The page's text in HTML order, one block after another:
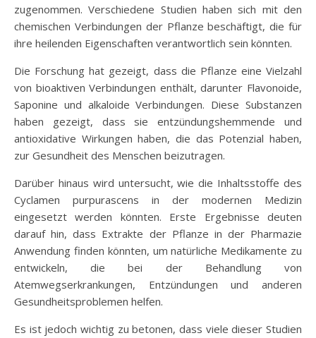
zugenommen. Verschiedene Studien haben sich mit den
chemischen Verbindungen der Pflanze beschäftigt, die für
ihre heilenden Eigenschaften verantwortlich sein könnten.
Die Forschung hat gezeigt, dass die Pflanze eine Vielzahl
von bioaktiven Verbindungen enthält, darunter Flavonoide,
Saponine und alkaloide Verbindungen. Diese Substanzen
haben gezeigt, dass sie entzündungshemmende und
antioxidative Wirkungen haben, die das Potenzial haben,
zur Gesundheit des Menschen beizutragen.
Darüber hinaus wird untersucht, wie die Inhaltsstoffe des
Cyclamen purpurascens in der modernen Medizin
eingesetzt werden könnten. Erste Ergebnisse deuten
darauf hin, dass Extrakte der Pflanze in der Pharmazie
Anwendung finden könnten, um natürliche Medikamente zu
entwickeln, die bei der Behandlung von
Atemwegserkrankungen, Entzündungen und anderen
Gesundheitsproblemen helfen.
Es ist jedoch wichtig zu betonen, dass viele dieser Studien